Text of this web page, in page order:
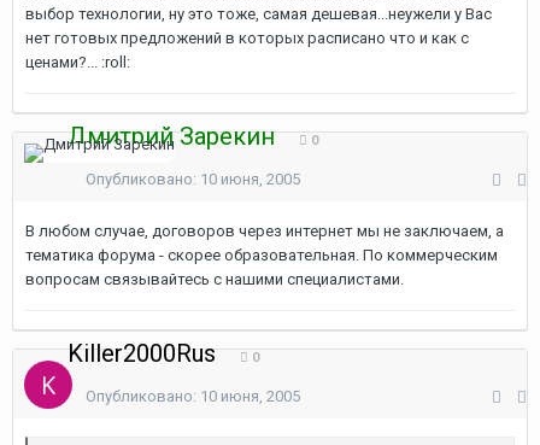
выбор технологии, ну это тоже, самая дешевая...неужели у Вас
нет готовых предложений в которых расписано что и как с
ценами?... :roll:
Дмитрий Зарекин 0
Опубликовано: 10 июня, 2005
В любом случае, договоров через интернет мы не заключаем, а
тематика форума - скорее образовательная. По коммерческим
вопросам связывайтесь с нашими специалистами.
Killer2000Rus 0
Опубликовано: 10 июня, 2005